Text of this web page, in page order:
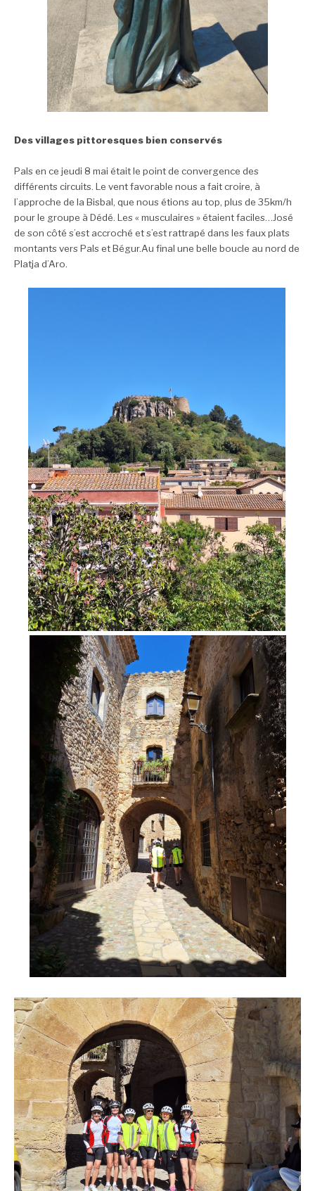
Des villages pittoresques bien conservés
Pals en ce jeudi 8 mai était le point de convergence des
différents circuits. Le vent favorable nous a fait croire, à
l’approche de la Bisbal, que nous étions au top, plus de 35km/h
pour le groupe à Dédé. Les « musculaires » étaient faciles…José
de son côté s’est accroché et s’est rattrapé dans les faux plats
montants vers Pals et Bégur.Au final une belle boucle au nord de
Platja d’Aro.